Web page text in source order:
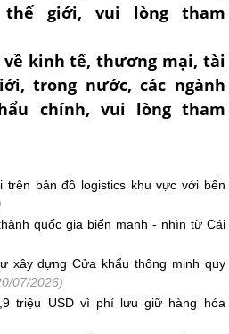
giới, vui lòng tham
kinh tế, thương mại, tài
trong nước, các ngành
chính, vui lòng tham
trên bản đồ logistics khu vực với bến
quốc gia biển mạnh - nhìn từ Cái
xây dựng Cửa khẩu thông minh quy
07/2026)
triệu USD vì phí lưu giữ hàng hóa